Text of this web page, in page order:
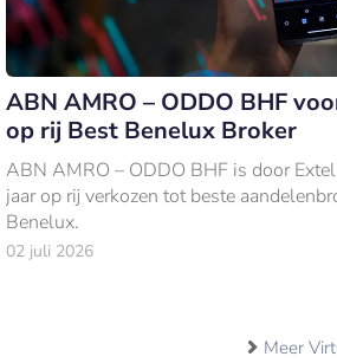
ABN AMRO – ODDO BHF
op rij Best Benelux Broker
ABN AMRO – ODDO BHF is door
jaar op rij verkozen tot beste
Benelux.
02 juli 2026
Meer